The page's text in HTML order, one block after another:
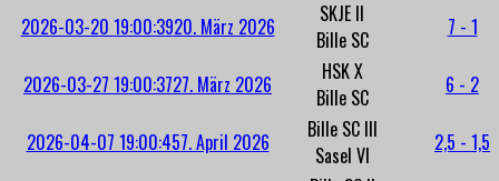
2026-03-20 19:00:3920. März 2026
SKJE II
Bille SC
7 - 1
2026-03-27 19:00:3727. März 2026
HSK X
Bille SC
6 - 2
2026-04-07 19:00:457. April 2026
Bille SC III
Sasel VI
2,5 - 1,5